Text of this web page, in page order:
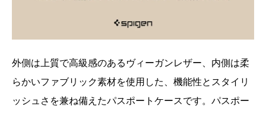
外側は上質で高級感のあるヴィーガンレザー、内側は柔
らかいファブリック素材を使用した、機能性とスタイリ
ッシュさを兼ね備えたパスポートケースです。パスポー